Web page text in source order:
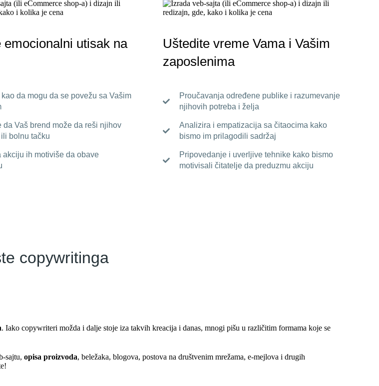
emocionalni utisak na
da mogu da se povežu sa Vašim
da Vaš brend može da reši njihov
bolnu tačku
akciju ih motiviše da obave
Uštedite vreme Vama i Vašim
zaposlenima
Proučavanja određene publike i razumevanje
njihovih potreba i želja
Analizira i empatizacija sa čitaocima kako
bismo im prilagodili sadržaj
Pripovedanje i uverljive tehnike kako bismo
motivisali čitatelje da preduzmu akciju
copywritinga
. Iako copywriteri možda i dalje stoje iza takvih kreacija i danas, mnogi pišu u različitim formama koje se
sajtu, opisa proizvoda, beležaka, blogova, postova na društvenim mrežama, e-mejlova i drugih